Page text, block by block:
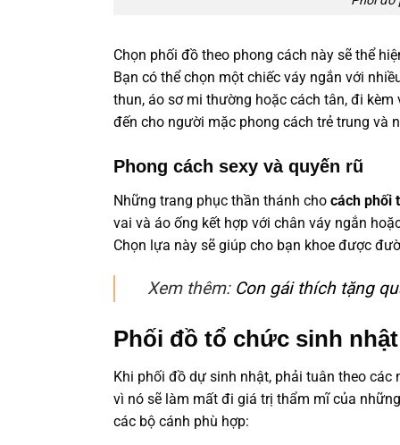
Chọn phối đồ theo phong cách này sẽ thể
Bạn có thể chọn một chiếc váy ngắn với
thun, áo sơ mi thường hoặc cách tân, đi
đến cho người mặc phong cách trẻ trung và
Phong cách sexy và quyến rũ
Những trang phục thần thánh cho cách phối
vai và áo ống kết hợp với chân váy ngắn
Chọn lựa này sẽ giúp cho bạn khoe được
Xem thêm: Con gái thích tặng
Phối đồ tổ chức sinh
Khi phối đồ dự sinh nhật, phải tuân theo
vì nó sẽ làm mất đi giá trị thẩm mĩ của
các bộ cánh phù hợp: